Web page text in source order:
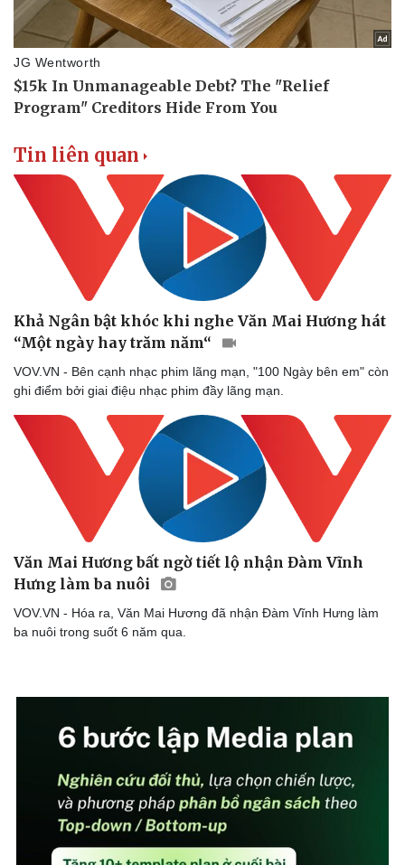
Văn hóa
Thời trang
Tin liên quan
Khả Ngân bật khóc khi nghe Văn Mai Hương hát
“Một ngày hay trăm năm“
VOV.VN - Bên cạnh nhạc phim lãng mạn, "100 Ngày bên em" còn
ghi điểm bởi giai điệu nhạc phim đầy lãng mạn.
Văn Mai Hương bất ngờ tiết lộ nhận Đàm Vĩnh
Hưng làm ba nuôi
VOV.VN - Hóa ra, Văn Mai Hương đã nhận Đàm Vĩnh Hưng làm
ba nuôi trong suốt 6 năm qua.